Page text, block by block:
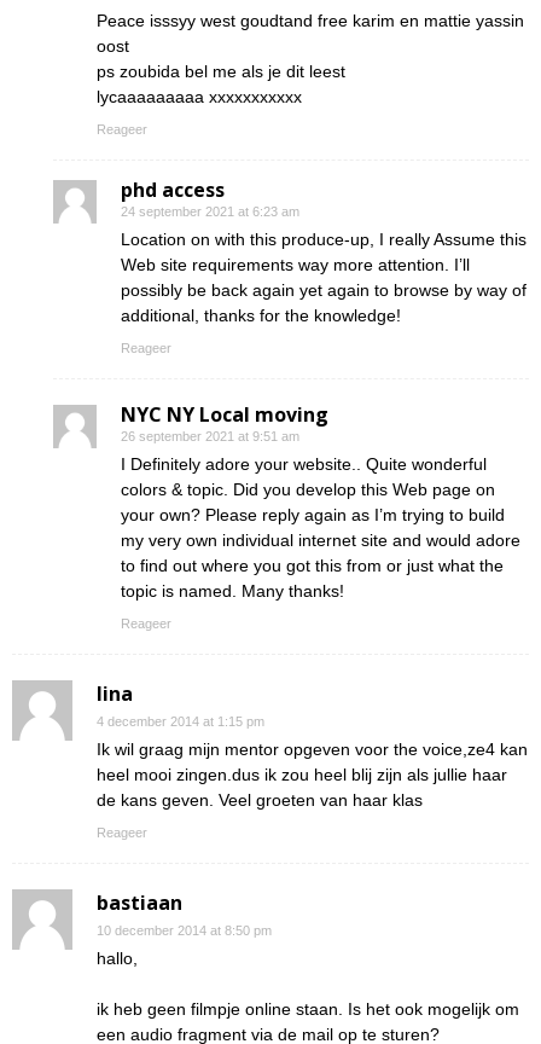
Peace isssyy west goudtand free karim en mattie yassin
oost
ps zoubida bel me als je dit leest
lycaaaaaaaaa xxxxxxxxxxx
Reageer
phd access
24 september 2021 at 6:23 am
Location on with this produce-up, I really Assume this
Web site requirements way more attention. I’ll
possibly be back again yet again to browse by way of
additional, thanks for the knowledge!
Reageer
NYC NY Local moving
26 september 2021 at 9:51 am
I Definitely adore your website.. Quite wonderful
colors & topic. Did you develop this Web page on
your own? Please reply again as I’m trying to build
my very own individual internet site and would adore
to find out where you got this from or just what the
topic is named. Many thanks!
Reageer
lina
4 december 2014 at 1:15 pm
Ik wil graag mijn mentor opgeven voor the voice,ze4 kan
heel mooi zingen.dus ik zou heel blij zijn als jullie haar
de kans geven. Veel groeten van haar klas
Reageer
bastiaan
10 december 2014 at 8:50 pm
hallo,
ik heb geen filmpje online staan. Is het ook mogelijk om
een audio fragment via de mail op te sturen?